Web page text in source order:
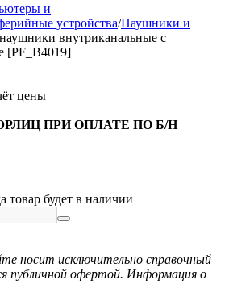
и
устройства/Наушники и
внутриканальные с
[PF_B4019]
цены
ПРИ ОПЛАТЕ ПО Б/Н
товар будет в наличии
носит исключительно справочный
публичной офертой. Информация о